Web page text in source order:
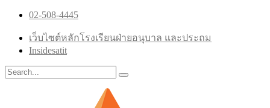
02-508-4445
เว็บไซต์หลักโรงเรียนฝ่ายอนุบาล และประถม
Insidesatit